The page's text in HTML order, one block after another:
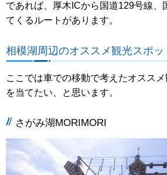
であれば、厚木ICから国道129号線、
てくるルートがあります。
相模湖周辺のオススメ観光スポッ
ここでは車での移動で考えたオスス
を当てたい、と思います。
さがみ湖MORIMORI